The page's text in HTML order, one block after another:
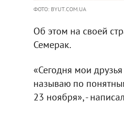
ФОТО: BYUT.COM.UA
Об этом на своей
Семерак.
«Сегодня мои
называю по
23 ноября», -